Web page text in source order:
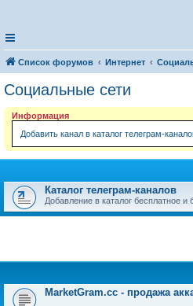
Список форумов Интернет
Социальные сети
Информация
Добавить канал в каталог телеграм-
Каталог телеграм-каналов
Добавление в каталог бесплатное и
MarketGram.cc - продажа